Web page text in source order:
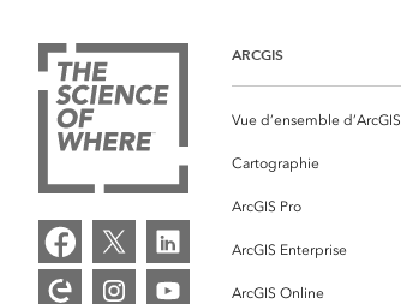
ARCGIS
Vue d’ensemble d’ArcGIS
Cartographie
ArcGIS Pro
ArcGIS Enterprise
ArcGIS Online